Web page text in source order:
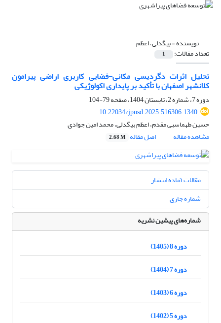
نویسنده =بیگدلی، اعظم
تعداد مقالات: 1
تحلیل اثرات دگردیسی مکانی-فضایی کاربری اراضی پیرامون
کلانشهر اصفهان با تأکید بر پایداری اکولوژیکی
دوره 7، شماره 2، تابستان 1404، صفحه
79-104
10.22034/jpusd.2025.516306.1340
حسین طهماسبی مقدم، اعظم بیگدلی، محمد امین جوادی
مشاهده مقاله
اصل مقاله 2.68 M
مقالات آماده انتشار
شماره جاری
شماره‌های پیشین نشریه
دوره 8 (1405)
دوره 7 (1404)
دوره 6 (1403)
دوره 5 (1402)